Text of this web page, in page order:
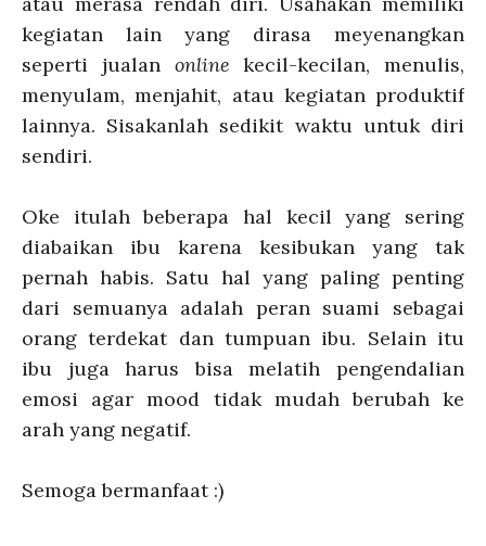
kegiatan lain yang dirasa meyenangkan
seperti jualan onlinekecil-kecilan, menulis,
menyulam, menjahit, atau kegiatan produktif
lainnya. Sisakanlah sedikit waktu untuk diri
sendiri.
Oke itulah beberapa hal kecil yang sering
diabaikan ibu karena kesibukan yang tak
pernah habis. Satu hal yang paling penting
dari semuanya adalah peran suami sebagai
orang terdekat dan tumpuan ibu. Selain itu
ibu juga harus bisa melatih pengendalian
emosi agar mood tidak mudah berubah ke
arah yang negatif.
Semoga bermanfaat :)